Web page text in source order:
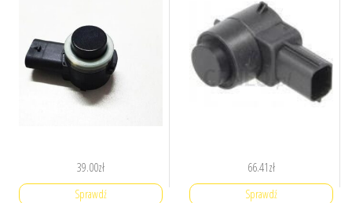
39.00zł
Sprawdź
66.41zł
Sprawdź